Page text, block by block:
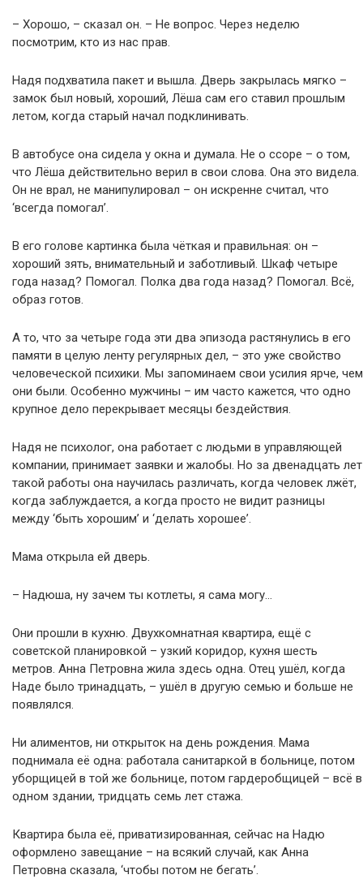
– Хорошо, – сказал он. – Не вопрос. Через неделю
посмотрим, кто из нас прав.
Надя подхватила пакет и вышла. Дверь закрылась мягко –
замок был новый, хороший, Лёша сам его ставил прошлым
летом, когда старый начал подклинивать.
В автобусе она сидела у окна и думала. Не о ссоре – о том,
что Лёша действительно верил в свои слова. Она это видела.
Он не врал, не манипулировал – он искренне считал, что
‘всегда помогал’.
В его голове картинка была чёткая и правильная: он –
хороший зять, внимательный и заботливый. Шкаф четыре
года назад? Помогал. Полка два года назад? Помогал. Всё,
образ готов.
А то, что за четыре года эти два эпизода растянулись в его
памяти в целую ленту регулярных дел, – это уже свойство
человеческой психики. Мы запоминаем свои усилия ярче, чем
они были. Особенно мужчины – им часто кажется, что одно
крупное дело перекрывает месяцы бездействия.
Надя не психолог, она работает с людьми в управляющей
компании, принимает заявки и жалобы. Но за двенадцать лет
такой работы она научилась различать, когда человек лжёт,
когда заблуждается, а когда просто не видит разницы
между ‘быть хорошим’ и ‘делать хорошее’.
Мама открыла ей дверь.
– Надюша, ну зачем ты котлеты, я сама могу…
Они прошли в кухню. Двухкомнатная квартира, ещё с
советской планировкой – узкий коридор, кухня шесть
метров. Анна Петровна жила здесь одна. Отец ушёл, когда
Наде было тринадцать, – ушёл в другую семью и больше не
появлялся.
Ни алиментов, ни открыток на день рождения. Мама
поднимала её одна: работала санитаркой в больнице, потом
уборщицей в той же больнице, потом гардеробщицей – всё в
одном здании, тридцать семь лет стажа.
Квартира была её, приватизированная, сейчас на Надю
оформлено завещание – на всякий случай, как Анна
Петровна сказала, ‘чтобы потом не бегать’.